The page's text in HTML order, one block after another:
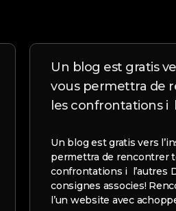
Un blog est gratis
vous permettra de
les confrontations i
Un blog est gratis vers
permettra de rencontrer
confrontations i l’autres
consignes associes!
l’un website avec